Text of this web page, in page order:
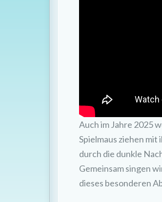
Auch im Jahre 2025
Spielmaus ziehen
durch die dunkle
Gemeinsam singen
dieses besonderen